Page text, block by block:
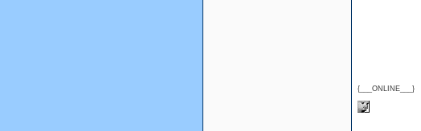
{___ONLINE___}